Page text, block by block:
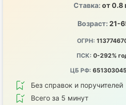
Ставка: от 0.8
Возраст: 21-
ОГРН:
ПСК: 0-292%
ЦБ РФ:
Без справок и поручителей
Всего за 5 минут